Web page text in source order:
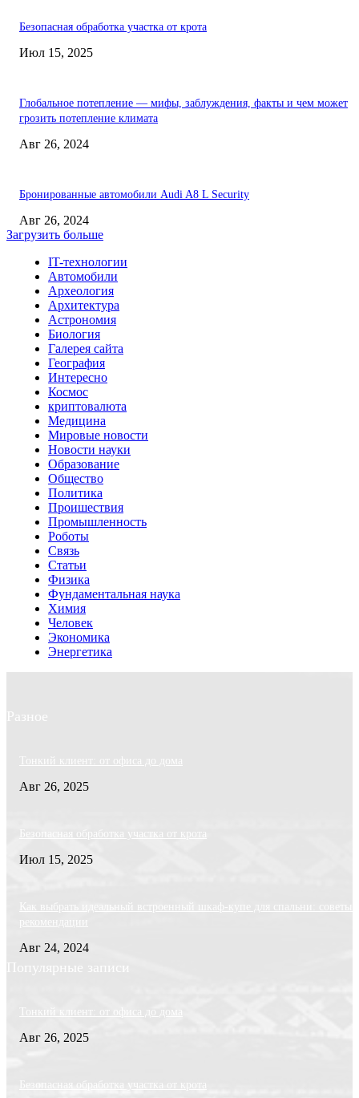
Безопасная обработка участка от крота
Июл 15, 2025
Глобальное потепление — мифы, заблуждения, факты и чем может
грозить потепление климата
Авг 26, 2024
Бронированные автомобили Audi A8 L Security
Авг 26, 2024
Загрузить больше
IT-технологии
Автомобили
Археология
Архитектура
Астрономия
Биология
Галерея сайта
География
Интересно
Космос
криптовалюта
Медицина
Мировые новости
Новости науки
Образование
Общество
Политика
Проишествия
Промышленность
Роботы
Связь
Статьи
Физика
Фундаментальная наука
Химия
Человек
Экономика
Энергетика
Разное
Тонкий клиент: от офиса до дома
Авг 26, 2025
Безопасная обработка участка от крота
Июл 15, 2025
Как выбрать идеальный встроенный шкаф-купе для спальни: советы
рекомендации
Авг 24, 2024
Популярные записи
Тонкий клиент: от офиса до дома
Авг 26, 2025
Безопасная обработка участка от крота